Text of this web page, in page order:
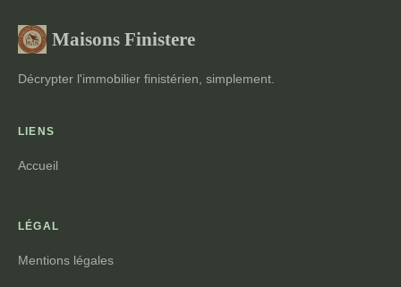
Maisons Finistere
Décrypter l'immobilier finistérien, simplement.
LIENS
Accueil
LÉGAL
Mentions légales